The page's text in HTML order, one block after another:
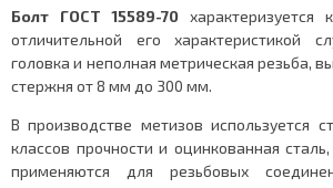
Болт ГОСТ 15589-70 характеризуется
отличительной его характеристикой
головка и неполная метрическая резьба,
стержня от 8 мм до 300 мм.
В производстве метизов используется
классов прочности и оцинкованная
применяются для резьбовых